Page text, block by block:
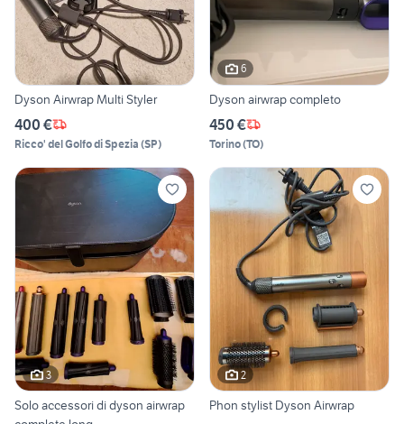
Dyson Airwrap Multi Styler
400 €
Ricco' del Golfo di Spezia (SP)
6
Dyson airwrap completo
450 €
Torino(TO)
3
Solo accessori di dyson airwrap
2
Phon stylist Dyson Airwrap